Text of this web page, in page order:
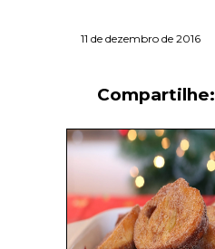
11 de dezembro de 2016
Compartilhe: